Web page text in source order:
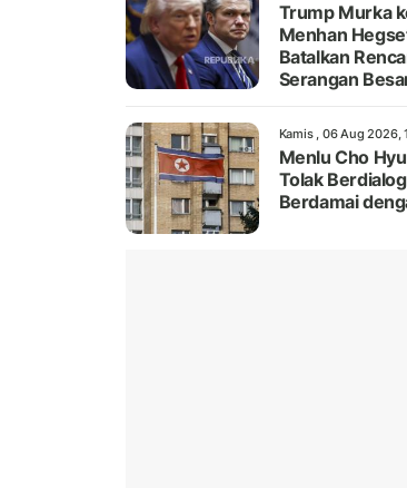
Trump Murka
Menhan
Batalkan
Serangan
Kamis , 06 Aug 2026,
Menlu Cho
Tolak
Berdamai